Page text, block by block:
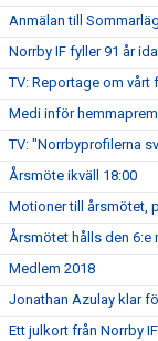
Anmälan till
Norrby IF fyller 91 år
TV: Reportage om vårt
Medi inför
TV: "Norrbyprofilerna
Årsmöte ikväll 18:00
Motioner till årsmötet,
Årsmötet hålls den 6:e
Medlem 2018
Jonathan Azulay klar
Ett julkort från Norrby IF